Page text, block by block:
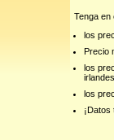
Tenga en
los
Precio
los
los